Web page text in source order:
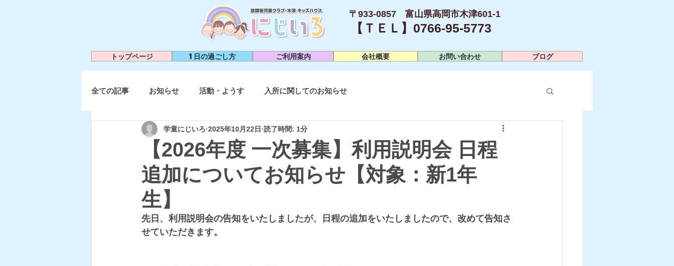
〒933-0857 富山県高岡市木津601-1
【ＴＥＬ】0766-95-5773​
トップページ 1日の過ごし方 ご利用案内 会社概要 お問い合わせ ブログ
全ての記事 お知らせ 活動・ようす 入所に関してのお知らせ
【2026年度 一次募集】利用説明会 日程
追加についてお知らせ【対象：新1年
生】
学童にじいろ 2025年10月22日 読了時間: 1分
先日、利用説明会の告知をいたしましたが、日程の追加をいたしましたので、改めて告知さ
せていただきます。